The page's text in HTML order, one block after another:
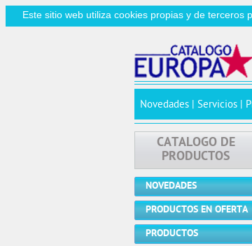
Este sitio web utiliza cookies propias y de
Novedades Servicios
CATALOGO DE
PRODUCTOS
NOVEDADES
PRODUCTOS EN OFERTA
PRODUCTOS